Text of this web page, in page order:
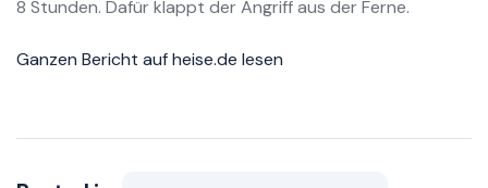
8 Stunden. Dafür klappt der Angriff aus der Ferne.
Ganzen Bericht auf heise.de lesen